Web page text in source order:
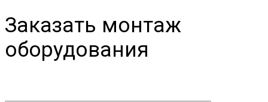
Заказать монтаж
оборудования